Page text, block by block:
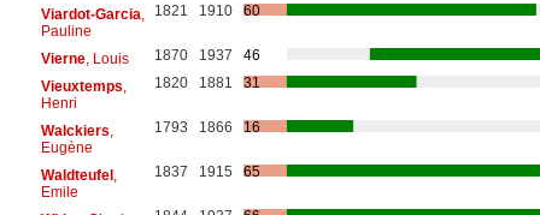
Viardot-Garcia
Pauline
1821 1910 60
Vierne, Louis 1870 1937
46
Vieuxtemps
Henri
1820 1881 31
Walckiers
Eugène
1793 1866 16
Waldteufel,
Emile
1837 1915 65